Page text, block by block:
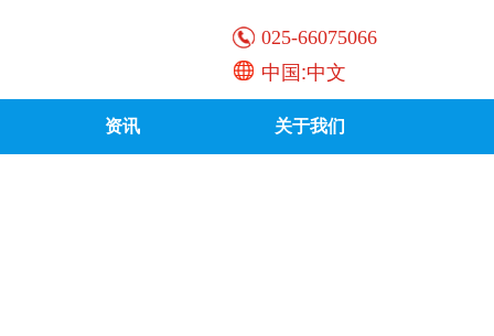
025-66075066
中国:中文
资讯 关于我们